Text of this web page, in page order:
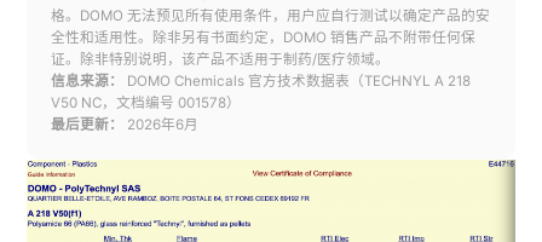
格。DOMO 无法预见所有使用条件，用户应自行测试以确定产品的安
全性和适用性。除非另有书面约定，DOMO 销售产品不附带任何保
证。除非特别说明，该产品不适用于制药/医疗领域。
信息来源：
DOMO Chemicals 官方技术数据表（TECHNYL A 218
V50 NC，文档编号 001578）
最后更新：
2026年6月